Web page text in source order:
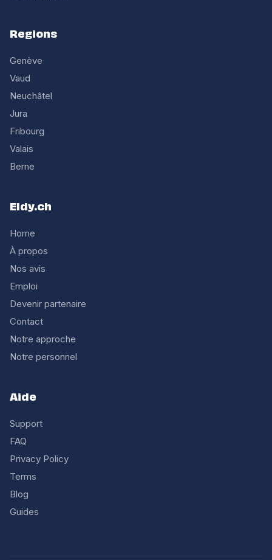
Regions
Genève
Vaud
Neuchâtel
Jura
Fribourg
Valais
Berne
Eldy.ch
Home
À propos
Nos avis
Emploi
Devenir partenaire
Contact
Notre approche
Notre personnel
Aide
Support
FAQ
Privacy Policy
Terms
Blog
Guides